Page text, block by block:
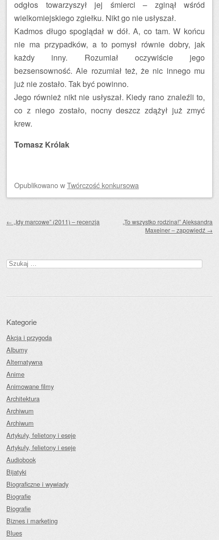
odgłos towarzyszył jej śmierci – zginął wśród
wielkomiejskiego zgiełku. Nikt go nie usłyszał.
Kadmos długo spoglądał w dół. A, co tam. W końcu
nie ma przypadków, a to pomysł równie dobry, jak
każdy inny. Rozumiał oczywiście jego
bezsensowność. Ale rozumiał też, że nic innego mu
już nie zostało. Tak być powinno.
Jego również nikt nie usłyszał. Kiedy rano znaleźli to,
co z niego zostało, nocny deszcz zdążył już zmyć
krew.
Tomasz Królak
OpublikowanowTwórczość konkursowa
← „Idy marcowe” (2011) – recenzja
„To wszystko rodzina!” Aleksandra
Maxeiner – zapowiedź →
Szukaj:
Kategorie
Akcja i przygoda
Albumy
Alternatywna
Anime
Animowane filmy
Architektura
Archiwum
Archiwum
Artykuły, felietony i eseje
Artykuły, felietony i eseje
Audiobook
Bijatyki
Biograficzne i wywiady
Biografie
Biografie
Biznes i marketing
Blues